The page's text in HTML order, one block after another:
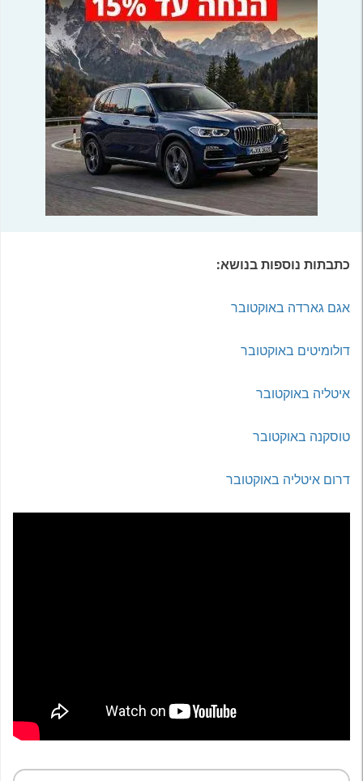
כתבתות נוספות בנושא:
אגם גארדה באוקטובר
דולומיטים באוקטובר
איטליה באוקטובר
טוסקנה באוקטובר
דרום איטליה באוקטובר